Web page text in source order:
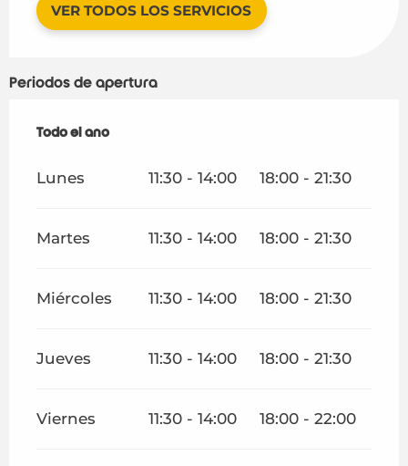
VER TODOS LOS SERVICIOS
Periodos de apertura
Todo el año
Todo el año
Lunes 11:30 - 14:00 18:00 - 21:30
Martes 11:30 - 14:00 18:00 - 21:30
Miércoles 11:30 - 14:00 18:00 - 21:30
Jueves 11:30 - 14:00 18:00 - 21:30
Viernes 11:30 - 14:00 18:00 - 22:00